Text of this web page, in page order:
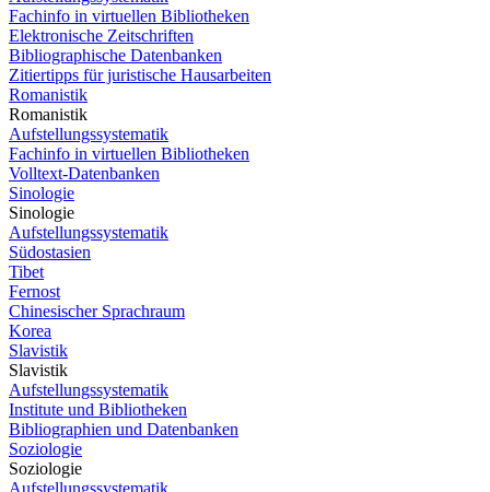
Fachinfo in virtuellen Bibliotheken
Elektronische Zeitschriften
Bibliographische Datenbanken
Zitiertipps für juristische Hausarbeiten
Romanistik
Romanistik
Aufstellungssystematik
Fachinfo in virtuellen Bibliotheken
Volltext-Datenbanken
Sinologie
Sinologie
Aufstellungssystematik
Südostasien
Tibet
Fernost
Chinesischer Sprachraum
Korea
Slavistik
Slavistik
Aufstellungssystematik
Institute und Bibliotheken
Bibliographien und Datenbanken
Soziologie
Soziologie
Aufstellungssystematik